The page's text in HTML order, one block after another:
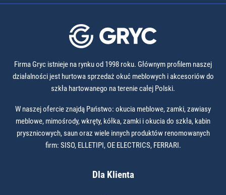
Firma Gryc istnieje na rynku od 1998 roku. Głównym profilem naszej
działalności jest hurtowa sprzedaż okuć meblowych i akcesoriów do
szkła hartowanego na terenie całej Polski.
W naszej ofercie znajdą Państwo: okucia meblowe, zamki, zawiasy
meblowe, mimośrody, wkręty, kółka, zamki i okucia do szkła, kabin
prysznicowych, saun oraz wiele innych produktów renomowanych
firm: SISO, ELLETIPI, OE ELECTRICS, FERRARI.
Dla Klienta